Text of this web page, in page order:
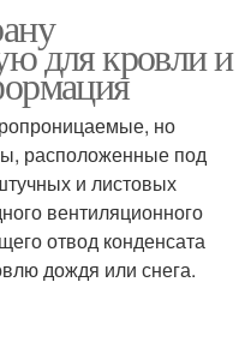
Кровельная мембрана
для кровли и
но
расположенные под
и листовых
вентиляционного
отвод конденсата
дождя или снега.